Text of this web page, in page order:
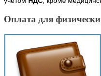
Оплата для